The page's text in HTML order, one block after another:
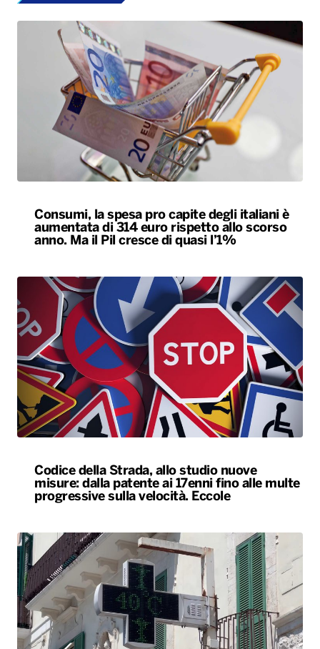
Consumi, la spesa pro capite degli italiani è
aumentata di 314 euro rispetto allo scorso
anno. Ma il Pil cresce di quasi l’1%
Codice della Strada, allo studio nuove
misure: dalla patente ai 17enni fino alle multe
progressive sulla velocità. Eccole